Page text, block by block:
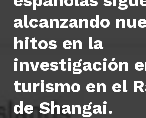
alcanzando
hitos en la
investigación
turismo en el
de Shangai.